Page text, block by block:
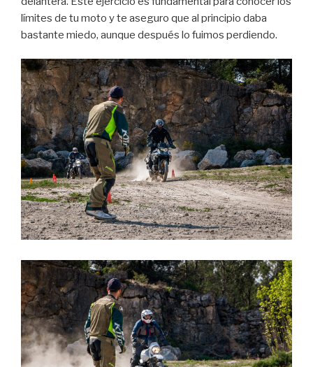
límites de tu moto y te aseguro que al principio daba
bastante miedo, aunque después lo fuimos perdiendo.